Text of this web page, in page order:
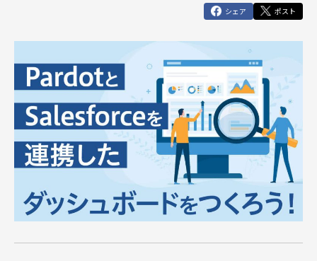
対象製品
Salesforce
ダッシュボ
ードワーク
ショップ
カスタマー
ワークショ
ップ
対象製品
Salesforce
Tableau
Account
Engagement
Marketing
Cloud
Data Cloud
ビス
BtoBマ
ーケティング
支援
HubSpot
サクセスパスワークショップ
Tableau
エンジニア派遣
HubSpot
導入、定着・活用支援
BtoBマーケティング支援
Salesforceセールスコンサルティング 支援
シェア ポスト